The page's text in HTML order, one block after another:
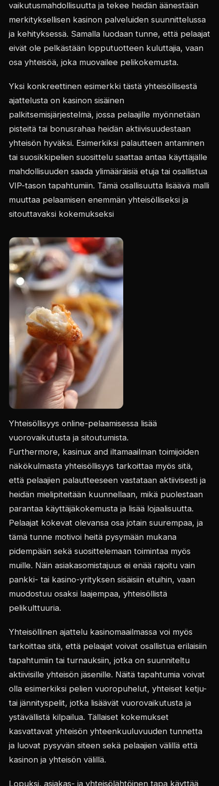
vaikutusmahdollisuutta ja tekee heidän äänestään
merkityksellisen kasinon palveluiden suunnittelussa
ja kehityksessä. Samalla luodaan tunne, että pelaajat
eivät ole pelkästään lopputuotteen kuluttajia, vaan
osa yhteisöä, joka muovailee pelikokemusta.
Yksi konkreettinen esimerkki tästä yhteisöllisestä
ajattelusta on kasinon sisäinen
palkitsemisjärjestelmä, jossa pelaajille myönnetään
pisteitä tai bonusrahaa heidän aktiivisuudestaan
yhteisön hyväksi. Esimerkiksi palautteen antaminen
tai suosikkipelien suosittelu saattaa antaa käyttäjälle
mahdollisuuden saada ylimääräisiä etuja tai osallistua
VIP-tason tapahtumiin. Tämä osallisuutta lisäävä malli
muuttaa pelaamisen enemmän yhteisölliseksi ja
sitouttavaksi kokemukseksi
Yhteisöllisyys online-pelaamisessa lisää
vuorovaikutusta ja sitoutumista.
Furthermore, kasinux and iltamaailman toimijoiden
näkökulmasta yhteisöllisyys tarkoittaa myös sitä,
että pelaajien palautteeseen vastataan aktiivisesti ja
heidän mielipiteitään kuunnellaan, mikä puolestaan
parantaa käyttäjäkokemusta ja lisää lojaalisuutta.
Pelaajat kokevat olevansa osa jotain suurempaa, ja
tämä tunne motivoi heitä pysymään mukana
pidempään sekä suosittelemaan toimintaa myös
muille. Näin asiakasomistajuus ei enää rajoitu vain
pankki- tai kasino-yrityksen sisäisiin etuihin, vaan
muodostuu osaksi laajempaa, yhteisöllistä
pelikulttuuria.
Yhteisöllinen ajattelu kasinomaailmassa voi myös
tarkoittaa sitä, että pelaajat voivat osallistua erilaisiin
tapahtumiin tai turnauksiin, jotka on suunniteltu
aktiivisille yhteisön jäsenille. Näitä tapahtumia voivat
olla esimerkiksi pelien vuoropuhelut, yhteiset ketju-
tai jännityspelit, jotka lisäävät vuorovaikutusta ja
ystävällistä kilpailua. Tällaiset kokemukset
kasvattavat yhteisön yhteenkuuluvuuden tunnetta
ja luovat pysyvän siteen sekä pelaajien välillä että
kasinon ja yhteisön välillä.
Lopuksi, asiakas- ja yhteisölähtöinen tapa käyttää